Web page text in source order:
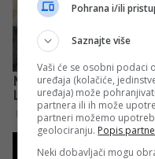
Pohrana i/ili
Saznajte više
Vaši će se osobni podaci
uređaja (kolačiće,
uređaja) može
partnera ili ih može
partneri možemo
geolociranju. Popis
Neki dobavljači mogu